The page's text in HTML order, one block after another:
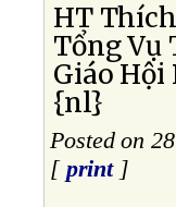
HT
Tổng Vụ
Giáo
{nl}
Posted on
[ print]